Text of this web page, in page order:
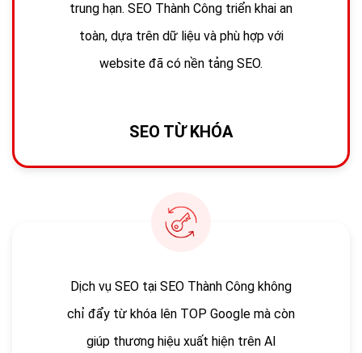
trung hạn. SEO Thành Công triển khai an
toàn, dựa trên dữ liệu và phù hợp với
website đã có nền tảng SEO.
SEO TỪ KHÓA
Dịch vụ SEO tại SEO Thành Công không
chỉ đẩy từ khóa lên TOP Google mà còn
giúp thương hiệu xuất hiện trên AI